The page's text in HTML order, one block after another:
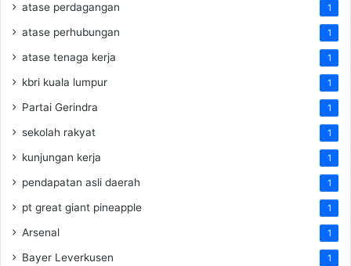
atase perdagangan 1
atase perhubungan 1
atase tenaga kerja 1
kbri kuala lumpur 1
Partai Gerindra 1
sekolah rakyat 1
kunjungan kerja 1
pendapatan asli daerah 1
pt great giant pineapple 1
Arsenal 1
Bayer Leverkusen 1